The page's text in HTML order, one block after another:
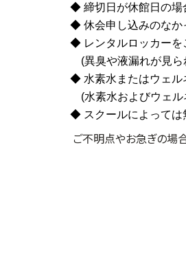
◆ 締切日が休館日の場
◆ 休会申し込みのなか
◆ レンタルロッカーを
(異臭や液漏れが見
◆ 水素水またはウェ
(水素水およびウェル
◆ スクールによって
ご不明点やお急ぎの場